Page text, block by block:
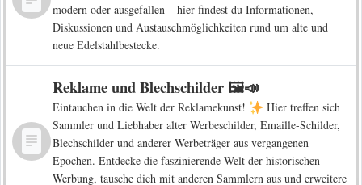
modern oder ausgefallen – hier findest du Informationen,
Diskussionen und Austauschmöglichkeiten rund um alte und
neue Edelstahlbestecke.
Reklame und Blechschilder 🖼️📣
Eintauchen in die Welt der Reklamekunst!
Hier treffen sich
Sammler und Liebhaber alter Werbeschilder, Emaille-Schilder,
Blechschilder und anderer Werbeträger aus vergangenen
Epochen. Entdecke die faszinierende Welt der historischen
Werbung, tausche dich mit anderen Sammlern aus und erweitere